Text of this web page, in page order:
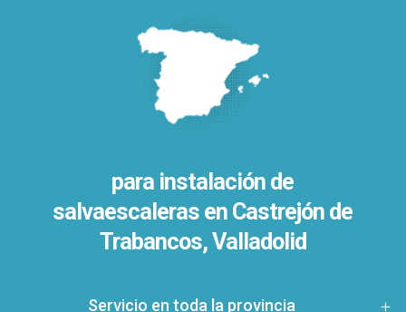
para instalación de
salvaescaleras en Castrejón de
Trabancos, Valladolid
Servicio en toda la provincia